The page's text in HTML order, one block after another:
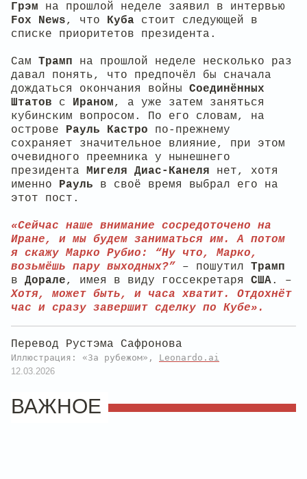
Грэм на прошлой неделе заявил в интервью
Fox News, что Куба стоит следующей в
списке приоритетов президента.
Сам Трамп на прошлой неделе несколько раз
давал понять, что предпочёл бы сначала
дождаться окончания войны Соединённых
Штатов с Ираном, а уже затем заняться
кубинским вопросом. По его словам, на
острове Рауль Кастро по-прежнему
сохраняет значительное влияние, при этом
очевидного преемника у нынешнего
президента Мигеля Диас-Канеля нет, хотя
именно Рауль в своё время выбрал его на
этот пост.
«Сейчас наше внимание сосредоточено на
Иране, и мы будем заниматься им. А потом
я скажу Марко Рубио: “Ну что, Марко,
возьмёшь пару выходных?” – пошутил Трамп
в Дорале, имея в виду госсекретаря США. –
Хотя, может быть, и часа хватит. Отдохнёт
час и сразу завершит сделку по Кубе».
Перевод Рустэма Сафронова
Иллюстрация: «За рубежом», Leonardo.ai
12.03.2026
ВАЖНОЕ